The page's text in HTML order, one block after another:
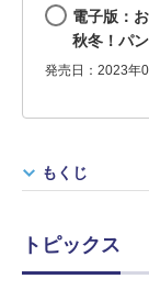
電子版：
秋冬！パ
発売日：2023年
もくじ
トピックス